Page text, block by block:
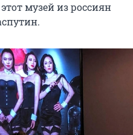
музей из россиян